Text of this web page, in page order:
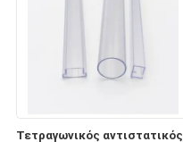
Τετραγωνικός αντιστατικός